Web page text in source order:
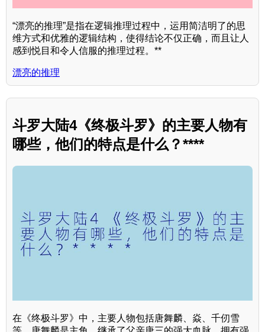
“漂亮的推理”是指在逻辑推理过程中，运用简洁明了的思
维方式和优雅的逻辑结构，使得结论不仅正确，而且让人
感到悦目和令人信服的推理过程。**
漂亮的推理
斗罗大陆4《终极斗罗》的主要人物有
哪些，他们的特点是什么？****
在《终极斗罗》中，主要人物包括唐舞麟、焱、千仞雪